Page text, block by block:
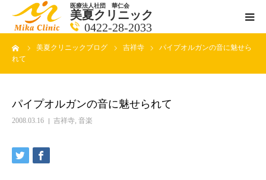
医療法人社団 華仁会
美夏クリニック
0422-28-2033
美夏クリニックブログ 吉祥寺
パイプオルガンの音に魅せら
れて
パイプオルガンの音に魅せられて
2008.03.16 吉祥寺, 音楽
医師紹介
クリニックの紹介
アクセス